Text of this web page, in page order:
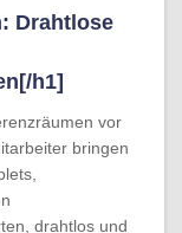
Drahtlose
h1]
vor
bringen
drahtlos und